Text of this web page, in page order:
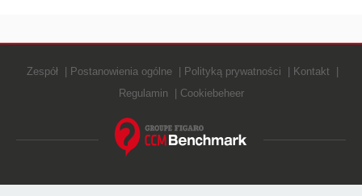
Zespół Postanowienia ogólne Polityką prywatności
Kontakt
Regulamin
Cookiebeheer